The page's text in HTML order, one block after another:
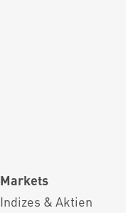
Markets
Indizes & Aktien